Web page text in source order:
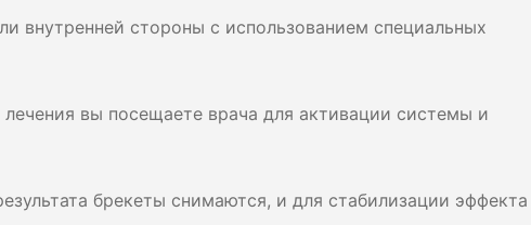
внутренней стороны с использованием специальных
вы посещаете врача для активации системы и
брекеты снимаются, и для стабилизации эффекта